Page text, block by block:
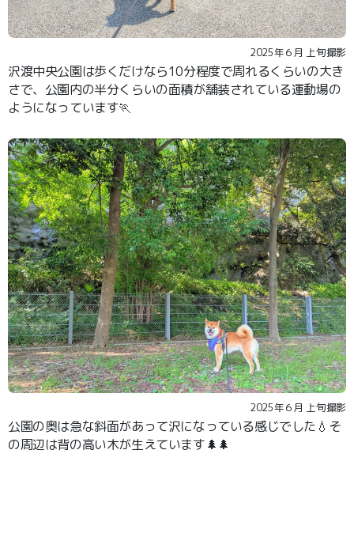
2025年６月 上旬撮影
沢渡中央公園は歩くだけなら10分程度で周れるくらいの大き
さで、公園内の半分くらいの面積が舗装されている運動場の
ようになっています🏃
2025年６月 上旬撮影
公園の奥は急な斜面があって沢になっている感じでした💧そ
の周辺は背の高い木が生えています🌲🌲